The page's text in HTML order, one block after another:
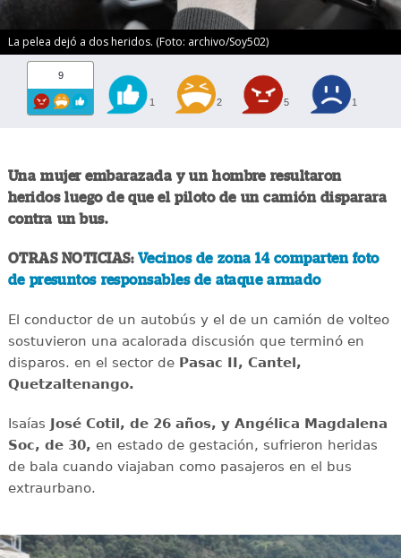
La pelea dejó a dos heridos. (Foto: archivo/Soy502)
9
1 2 5 1
Una mujer embarazada y un hombre resultaron
heridos luego de que el piloto de un camión disparara
contra un bus.
OTRAS NOTICIAS: Vecinos de zona 14 comparten foto
de presuntos responsables de ataque armado
El conductor de un autobús y el de un camión de volteo
sostuvieron una acalorada discusión que terminó en
disparos. en el sector de Pasac II, Cantel,
Quetzaltenango.
Isaías José Cotil, de 26 años, y Angélica Magdalena
Soc, de 30, en estado de gestación, sufrieron heridas
de bala cuando viajaban como pasajeros en el bus
extraurbano.